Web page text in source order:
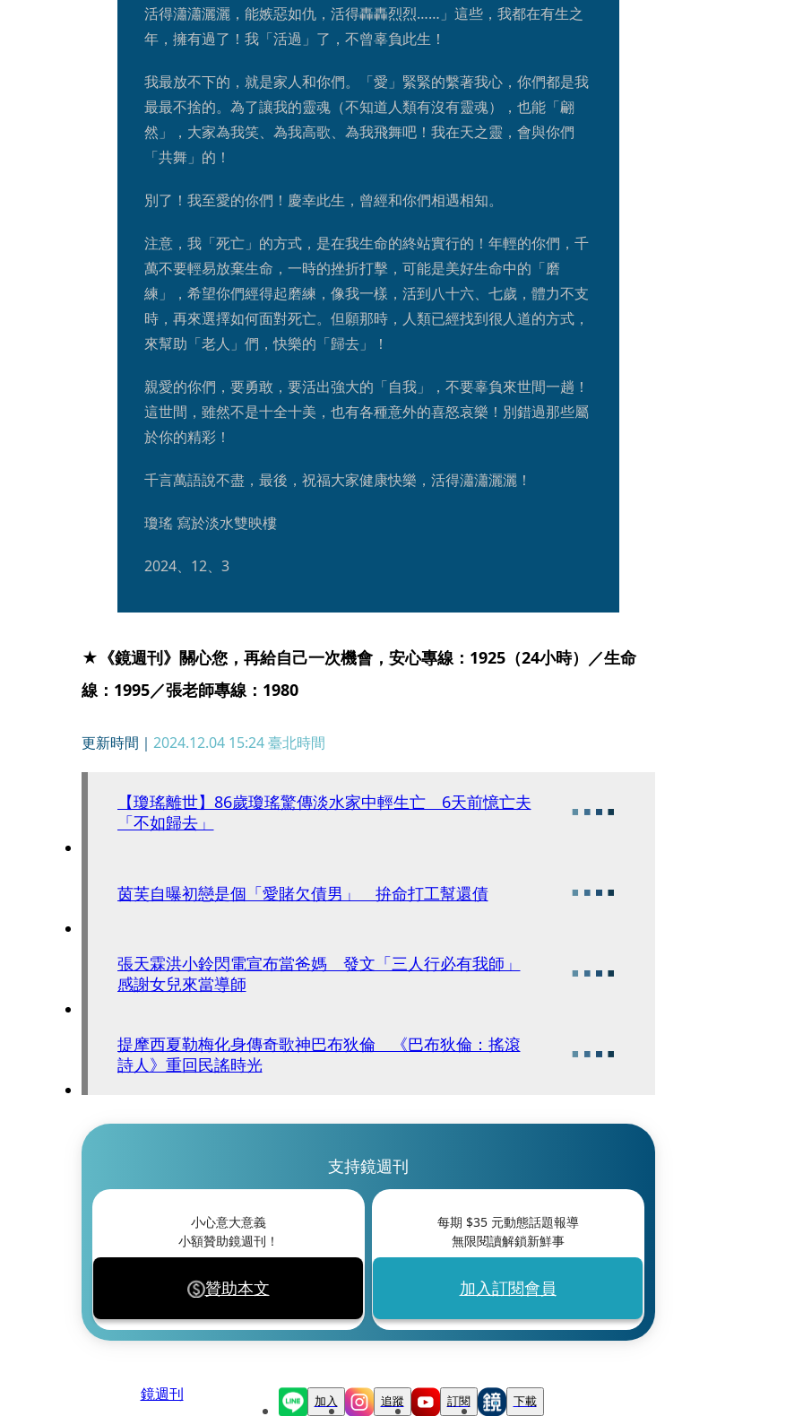
活得瀟瀟灑灑，能嫉惡如仇，活得轟轟烈烈……」這些，我都在有生之
年，擁有過了！我「活過」了，不曾辜負此生！
我最放不下的，就是家人和你們。「愛」緊緊的繫著我心，你們都是我
最最不捨的。為了讓我的靈魂（不知道人類有沒有靈魂），也能「翩
然」，大家為我笑、為我高歌、為我飛舞吧！我在天之靈，會與你們
「共舞」的！
別了！我至愛的你們！慶幸此生，曾經和你們相遇相知。
注意，我「死亡」的方式，是在我生命的終站實行的！年輕的你們，千
萬不要輕易放棄生命，一時的挫折打擊，可能是美好生命中的「磨
練」，希望你們經得起磨練，像我一樣，活到八十六、七歲，體力不支
時，再來選擇如何面對死亡。但願那時，人類已經找到很人道的方式，
來幫助「老人」們，快樂的「歸去」！
親愛的你們，要勇敢，要活出強大的「自我」，不要辜負來世間一趟！
這世間，雖然不是十全十美，也有各種意外的喜怒哀樂！別錯過那些屬
於你的精彩！
千言萬語說不盡，最後，祝福大家健康快樂，活得瀟瀟灑灑！
瓊瑤 寫於淡水雙映樓
2024、12、3
★《鏡週刊》關心您，再給自己一次機會，安心專線：1925（24小時）／生命
線：1995／張老師專線：1980
更新時間｜ 2024.12.04 15:24臺北時間
【瓊瑤離世】86歲瓊瑤驚傳淡水家中輕生亡 6天前憶亡夫
「不如歸去」
茵芙自曝初戀是個「愛賭欠債男」 拚命打工幫還債
張天霖洪小鈴閃電宣布當爸媽 發文「三人行必有我師」
感謝女兒來當導師
提摩西夏勒梅化身傳奇歌神巴布狄倫 《巴布狄倫：搖滾
詩人》重回民謠時光
支持鏡週刊
小心意大意義
小額贊助鏡週刊！
贊助本文
每期 $35元動態話題報導
無限閱讀解鎖新鮮事
加入訂閱會員
鏡週刊 加入 追蹤 訂閱 下載